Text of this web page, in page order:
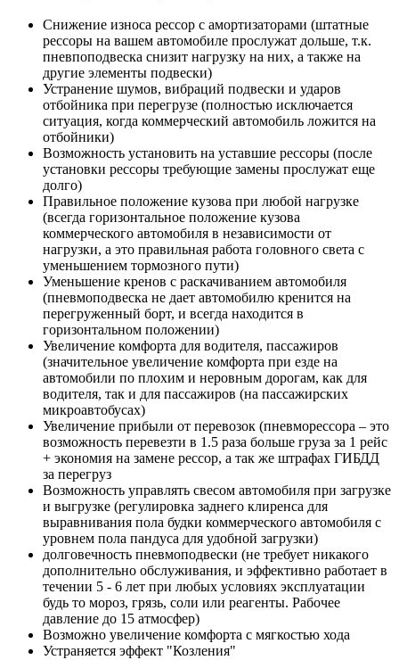
Снижение износа рессор с амортизаторами (штатные
рессоры на вашем автомобиле прослужат дольше, т.к.
пневпоподвеска снизит нагрузку на них, а также на
другие элементы подвески)
Устранение шумов, вибраций подвески и ударов
отбойника при перегрузе (полностью исключается
ситуация, когда коммерческий автомобиль ложится на
отбойники)
Возможность установить на уставшие рессоры (после
установки рессоры требующие замены прослужат еще
долго)
Правильное положение кузова при любой нагрузке
(всегда горизонтальное положение кузова
коммерческого автомобиля в независимости от
нагрузки, а это правильная работа головного света с
уменьшением тормозного пути)
Уменьшение кренов с раскачиванием автомобиля
(пневмоподвеска не дает автомобилю кренится на
перегруженный борт, и всегда находится в
горизонтальном положении)
Увеличение комфорта для водителя, пассажиров
(значительное увеличение комфорта при езде на
автомобили по плохим и неровным дорогам, как для
водителя, так и для пассажиров (на пассажирских
микроавтобусах)
Увеличение прибыли от перевозок (пневморессора – это
возможность перевезти в 1.5 раза больше груза за 1 рейс
+ экономия на замене рессор, а так же штрафах ГИБДД
за перегруз
Возможность управлять свесом автомобиля при загрузке
и выгрузке (регулировка заднего клиренса для
выравнивания пола будки коммерческого автомобиля с
уровнем пола пандуса для удобной загрузки)
долговечность пневмоподвески (не требует никакого
дополнительно обслуживания, и эффективно работает в
течении 5 - 6 лет при любых условиях эксплуатации
будь то мороз, грязь, соли или реагенты. Рабочее
давление до 15 атмосфер)
Возможно увеличение комфорта с мягкостью хода
Устраняется эффект "Козления"